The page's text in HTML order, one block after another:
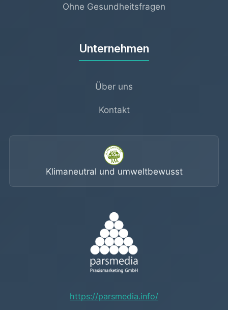
Ohne Gesundheitsfragen
Unternehmen
Über uns
Kontakt
Klimaneutral und umweltbewusst
https://parsmedia.info/